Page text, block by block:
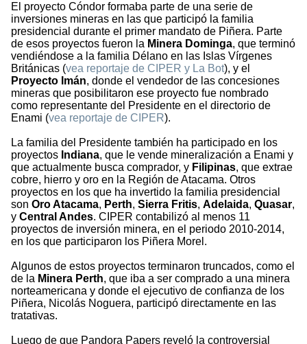
El proyecto Cóndor formaba parte de una serie de
inversiones mineras en las que participó la familia
presidencial durante el primer mandato de Piñera. Parte
de esos proyectos fueron la Minera Dominga, que terminó
vendiéndose a la familia Délano en las Islas Vírgenes
Británicas (vea reportaje de CIPER y La Bot), y el
Proyecto Imán, donde el vendedor de las concesiones
mineras que posibilitaron ese proyecto fue nombrado
como representante del Presidente en el directorio de
Enami (vea reportaje de CIPER).
La familia del Presidente también ha participado en los
proyectos Indiana, que le vende mineralización a Enami y
que actualmente busca comprador, y Filipinas, que extrae
cobre, hierro y oro en la Región de Atacama. Otros
proyectos en los que ha invertido la familia presidencial
son Oro Atacama, Perth, Sierra Fritis, Adelaida, Quasar,
y Central Andes. CIPER contabilizó al menos 11
proyectos de inversión minera, en el periodo 2010-2014,
en los que participaron los Piñera Morel.
Algunos de estos proyectos terminaron truncados, como el
de la Minera Perth, que iba a ser comprado a una minera
norteamericana y donde el ejecutivo de confianza de los
Piñera, Nicolás Noguera, participó directamente en las
tratativas.
Luego de que Pandora Papers reveló la controversial